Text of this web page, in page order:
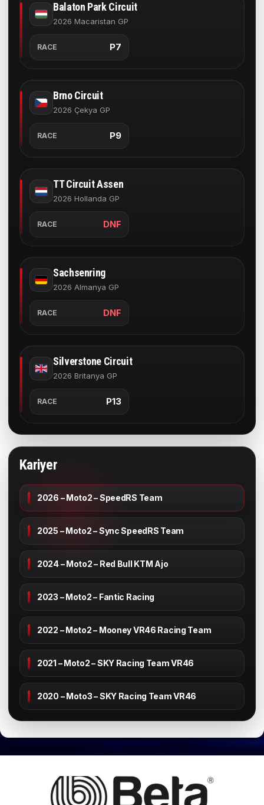
Balaton Park Circuit
2026 Macaristan GP
RACE P7
Brno Circuit
2026 Çekya GP
RACE P9
TT Circuit Assen
2026 Hollanda GP
RACE DNF
Sachsenring
2026 Almanya GP
RACE DNF
Silverstone Circuit
2026 Britanya GP
RACE P13
Kariyer
2026 – Moto2 – SpeedRS Team
2025 – Moto2 – Sync SpeedRS Team
2024 – Moto2 – Red Bull KTM Ajo
2023 – Moto2 – Fantic Racing
2022 – Moto2 – Mooney VR46 Racing Team
2021 – Moto2 – SKY Racing Team VR46
2020 – Moto3 – SKY Racing Team VR46